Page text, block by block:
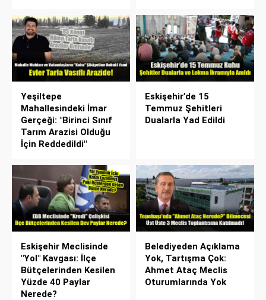
Yeşiltepe
Mahallesindeki İmar
Gerçeği: "Birinci Sınıf
Tarım Arazisi Olduğu
İçin Reddedildi"
Eskişehir’de 15
Temmuz Şehitleri
Dualarla Yad Edildi
Eskişehir Meclisinde
"Yol" Kavgası: İlçe
Bütçelerinden Kesilen
Yüzde 40 Paylar
Nerede?
Belediyeden Açıklama
Yok, Tartışma Çok:
Ahmet Ataç Meclis
Oturumlarında Yok